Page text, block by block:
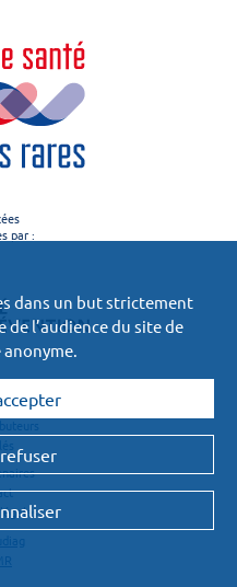
par :
dans un but strictement
de l’audience du site de